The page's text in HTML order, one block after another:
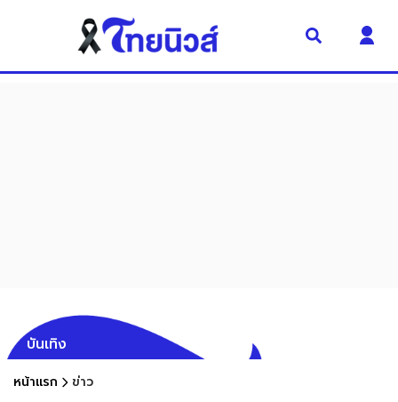
บันเทิง
หน้าแรก ข่าว